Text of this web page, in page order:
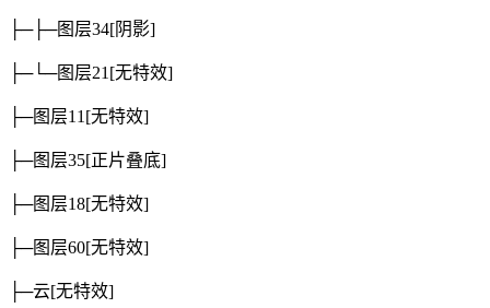
├─├─图层34[阴影]
├─└─图层21[无特效]
├─图层11[无特效]
├─图层35[正片叠底]
├─图层18[无特效]
├─图层60[无特效]
├─云[无特效]